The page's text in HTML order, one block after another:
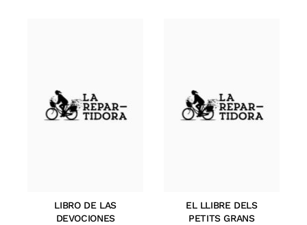
LIBRO DE LAS
DEVOCIONES
EL LLIBRE DELS
PETITS GRANS